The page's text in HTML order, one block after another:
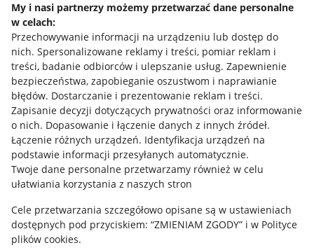
My i nasi partnerzy możemy przetwarzać dane personalne
w celach:
Przechowywanie informacji na urządzeniu lub dostęp do
nich. Spersonalizowane reklamy i treści, pomiar reklam i
treści, badanie odbiorców i ulepszanie usług. Zapewnienie
bezpieczeństwa, zapobieganie oszustwom i naprawianie
błędów. Dostarczanie i prezentowanie reklam i treści.
Zapisanie decyzji dotyczących prywatności oraz informowanie
o nich. Dopasowanie i łączenie danych z innych źródeł.
Łączenie różnych urządzeń. Identyfikacja urządzeń na
podstawie informacji przesyłanych automatycznie.
Twoje dane personalne przetwarzamy również w celu
ułatwiania korzystania z naszych stron
Cele przetwarzania szczegółowo opisane są w ustawieniach
dostępnych pod przyciskiem: “ZMIENIAM ZGODY” i w Polityce
plików cookies.
Allegro Gadane dla sprzedających
Allegro Gadane dla kupujących
Mapa miejscowości
Informacje prawne
Regulamin
Polityka plików "cookies"
Ustawienia plików "cookies"
Udostępnianie lokalizacji
Informacje dla Aktu o Usługach Cyfrowych